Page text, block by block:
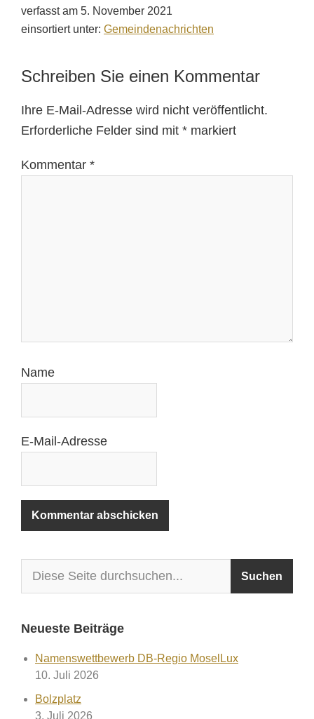
verfasst am 5. November 2021
einsortiert unter: Gemeindenachrichten
Schreiben Sie einen Kommentar
Ihre E-Mail-Adresse wird nicht veröffentlicht.
Erforderliche Felder sind mit * markiert
Kommentar *
Name
E-Mail-Adresse
Neueste Beiträge
Namenswettbewerb DB-Regio MoselLux
10. Juli 2026
Bolzplatz
3. Juli 2026